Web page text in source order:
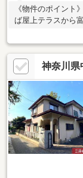
《物件のポイント
ば屋上テラスから
ト》私たちは、こ
が理想とする暮ら
びは、単に「家を
送りたいか」を考
知り尽くしたプロ
でサポートいたし
神奈川県